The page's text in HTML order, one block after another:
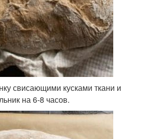
свисающими кусками ткани и
на 6-8 часов.